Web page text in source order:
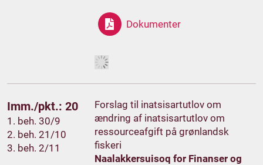
Dokumenter
Imm./pkt.: 20
1. beh. 30/9
2. beh. 21/10
3. beh. 2/11
Forslag til inatsisartutlov om
ændring af inatsisartutlov om
ressourceafgift på grønlandsk
fiskeri
Naalakkersuisoq for Finanser og